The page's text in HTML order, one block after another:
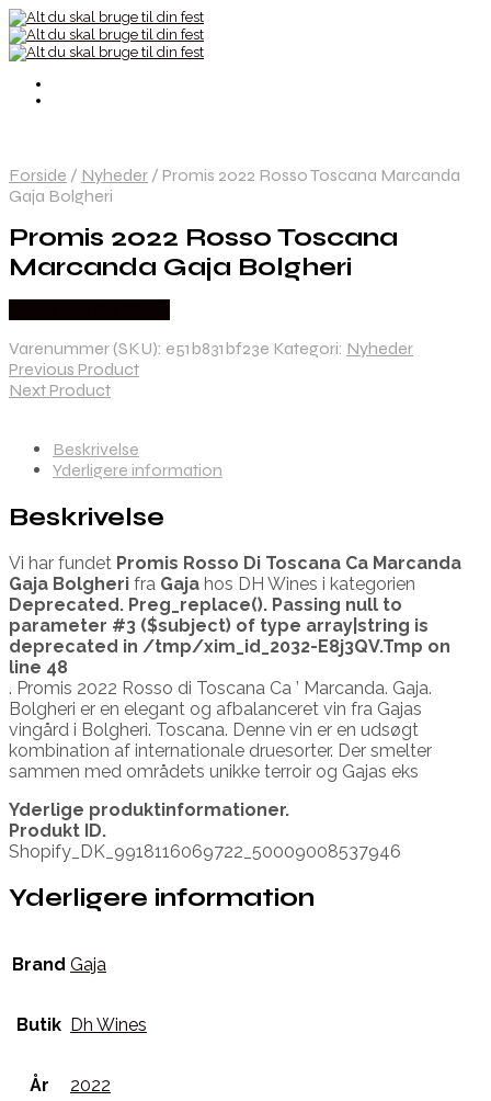
Forside / Nyheder / Promis 2022 Rosso Toscana Marcanda
Gaja Bolgheri
Promis 2022 Rosso Toscana
Marcanda Gaja Bolgheri
Varenummer (SKU): e51b831bf23e Kategori: Nyheder
Previous Product
Next Product
Beskrivelse
Yderligere information
Beskrivelse
Vi har fundet Promis Rosso Di Toscana Ca Marcanda
Gaja Bolgheri fra Gaja hos DH Wines i kategorien
Deprecated. Preg_replace(). Passing null to
parameter #3 ($subject) of type array|string is
deprecated in /tmp/xim_id_2032-E8j3QV.Tmp on
line 48
. Promis 2022 Rosso di Toscana Ca ’ Marcanda. Gaja.
Bolgheri er en elegant og afbalanceret vin fra Gajas
vingård i Bolgheri. Toscana. Denne vin er en udsøgt
kombination af internationale druesorter. Der smelter
sammen med områdets unikke terroir og Gajas eks
Yderlige produktinformationer.
Produkt ID.
Shopify_DK_9918116069722_50009008537946
Yderligere information
Brand Gaja
Butik Dh Wines
År 2022